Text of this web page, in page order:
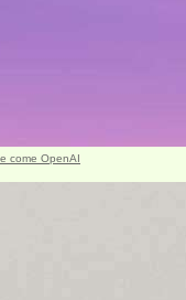
come OpenAI